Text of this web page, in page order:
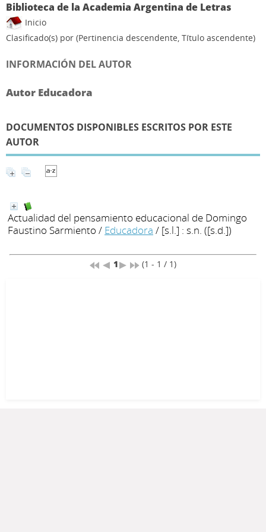
Biblioteca de la Academia Argentina de Letras
Inicio
Clasificado(s) por (Pertinencia descendente, Título ascendente)
INFORMACIÓN DEL AUTOR
Autor Educadora
DOCUMENTOS DISPONIBLES ESCRITOS POR ESTE
AUTOR
Actualidad del pensamiento educacional de Domingo
Faustino Sarmiento / Educadora / [s.l.] : s.n. ([s.d.])
1 (1 - 1 / 1)